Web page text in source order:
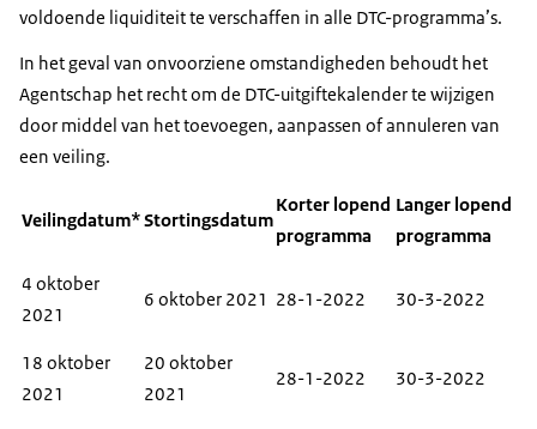
voldoende liquiditeit te verschaffen in alle DTC-programma’s.
In het geval van onvoorziene omstandigheden behoudt het
Agentschap het recht om de DTC-uitgiftekalender te wijzigen
door middel van het toevoegen, aanpassen of annuleren van
een veiling.
Veilingdatum*Stortingsdatum
Korter lopend
programma
Langer lopend
programma
4 oktober
2021
6 oktober 2021 28-1-2022 30-3-2022
18 oktober
2021
20 oktober
2021
28-1-2022 30-3-2022